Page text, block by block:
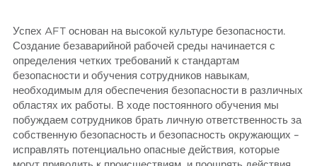
Успех AFT основан на высокой культуре безопасности.
Создание безаварийной рабочей среды начинается с
определения четких требований к стандартам
безопасности и обучения сотрудников навыкам,
необходимым для обеспечения безопасности в различных
областях их работы. В ходе постоянного обучения мы
побуждаем сотрудников брать личную ответственность за
собственную безопасность и безопасность окружающих –
исправлять потенциально опасные действия, которые